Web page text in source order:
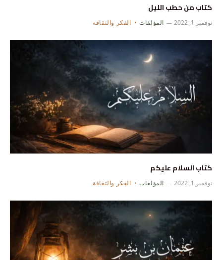
كتاب من حطب الليل
نوفمبر 1, 2022 المؤلفات الفكر والثقافة
كتاب السلام عليكم
نوفمبر 1, 2022 المؤلفات الفكر والثقافة